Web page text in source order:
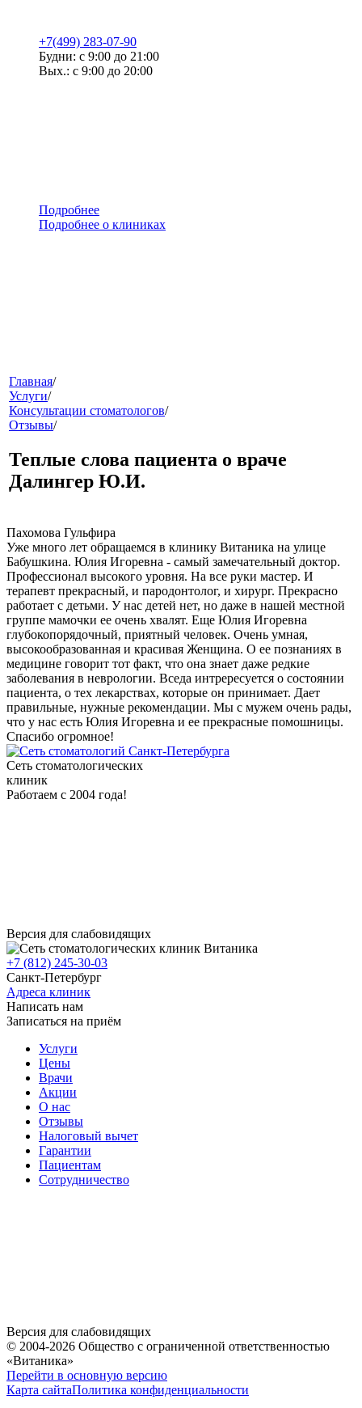
+7(499) 283-07-90
Будни: с 9:00 до 21:00
Вых.: с 9:00 до 20:00
Подробнее
Подробнее о клиниках
меню
звонок
клиники
Главная/
Услуги/
Консультации стоматологов/
Отзывы/
Теплые слова пациента о враче
Далингер Ю.И.
Пахомова Гульфира
Уже много лет обращаемся в клинику Витаника на улице
Бабушкина. Юлия Игоревна - самый замечательный доктор.
Профессионал высокого уровня. На все руки мастер. И
терапевт прекрасный, и пародонтолог, и хирург. Прекрасно
работает с детьми. У нас детей нет, но даже в нашей местной
группе мамочки ее очень хвалят. Еще Юлия Игоревна
глубокопорядочный, приятный человек. Очень умная,
высокообразованная и красивая Женщина. О ее познаниях в
медицине говорит тот факт, что она знает даже редкие
заболевания в неврологии. Вседа интрересуется о состоянии
пациента, о тех лекарствах, которые он принимает. Дает
правильные, нужные рекомендации. Мы с мужем очень рады,
что у нас есть Юлия Игоревна и ее прекрасные помошницы.
Спасибо огромное!
Сеть стоматологических
клиник
Работаем с 2004 года!
Версия для слабовидящих
+7 (812) 245-30-03
Санкт-Петербург
Адреса клиник
Написать нам
Записаться на приём
Услуги
Цены
Врачи
Акции
О нас
Отзывы
Налоговый вычет
Гарантии
Пациентам
Сотрудничество
Версия для слабовидящих
© 2004-2026 Общество с ограниченной ответственностью
«Витаника»
Перейти в основную версию
Карта сайтаПолитика конфиденциальности